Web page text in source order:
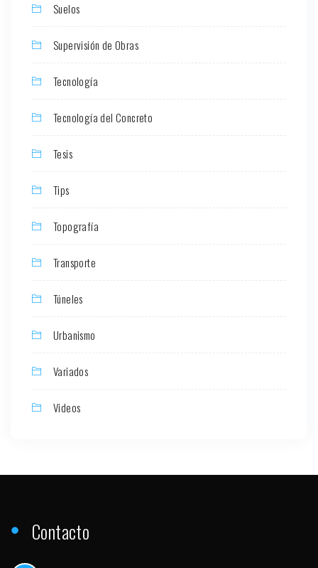
Suelos
Supervisión de Obras
Tecnología
Tecnología del Concreto
Tesis
Tips
Topografía
Transporte
Túneles
Urbanismo
Variados
Videos
Contacto